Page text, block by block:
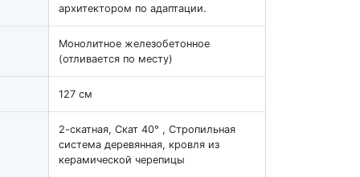
архитектором по адаптации.
Монолитное железобетонное
(отливается по месту)
127 см
2-скатная, Скат 40° , Стропильная
система деревянная, кровля из
керамической черепицы